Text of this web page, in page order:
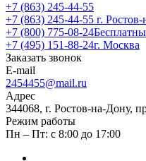
+7 (863) 245-44-55
+7 (863) 245-44-55 г.
+7 (800) 775-08-24
+7 (495) 151-88-24г. Москва
Заказать звонок
E-mail
2454455@mail.ru
Адрес
344068, г. Ростов-на-Дону,
Режим работы
Пн – Пт: с 8:00 до 17:00